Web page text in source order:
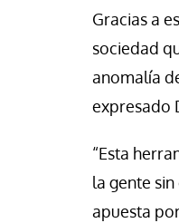
Gracias a
sociedad
anomalía
expresado
“Esta
la gente
apuesta